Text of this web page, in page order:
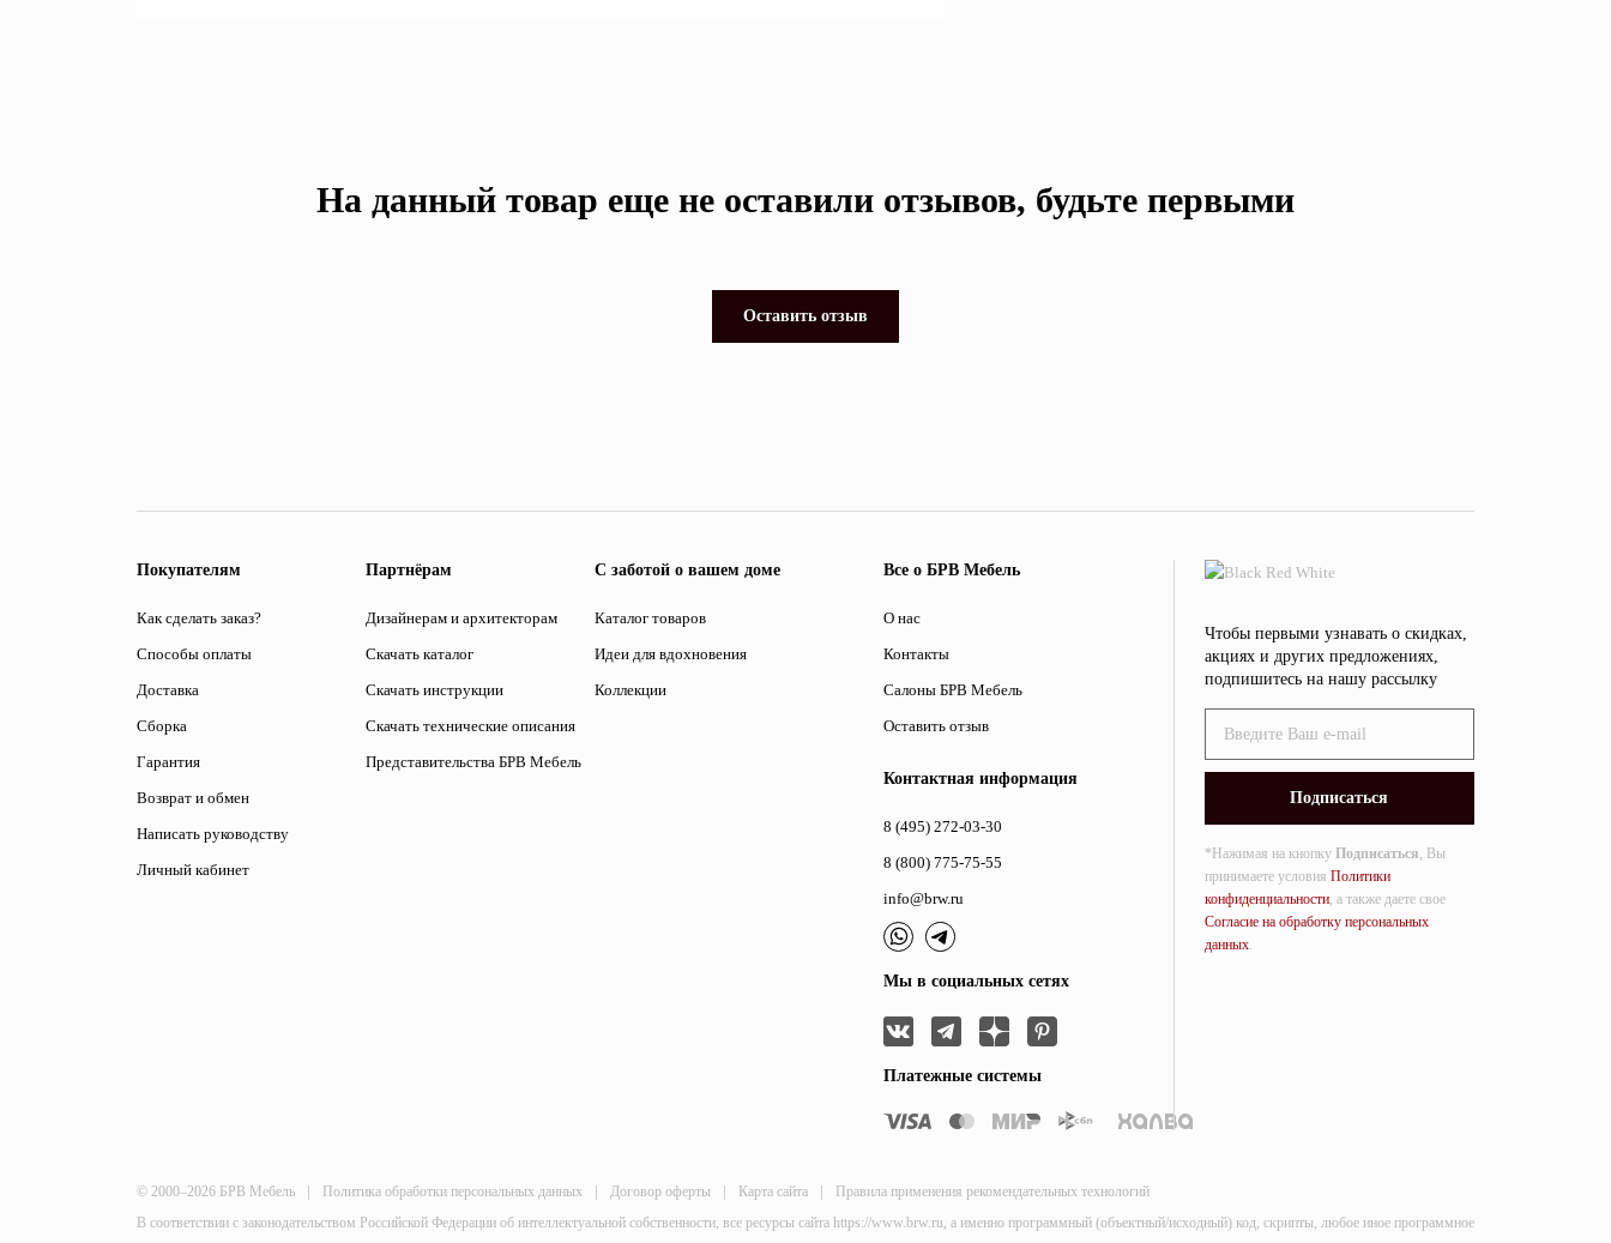
На данный товар еще не оставили отзывов, будьте первыми
Оставить отзыв
Покупателям
Как сделать заказ?
Способы оплаты
Доставка
Сборка
Гарантия
Возврат и обмен
Написать руководству
Личный кабинет
Партнёрам
Дизайнерам и архитекторам
Скачать каталог
Скачать инструкции
Скачать технические описания
Представительства БРВ Мебель
С заботой о вашем доме
Каталог товаров
Идеи для вдохновения
Коллекции
Все о БРВ Мебель
О нас
Контакты
Салоны БРВ Мебель
Оставить отзыв
Контактная информация
8 (495) 272-03-30
8 (800) 775-75-55
info@brw.ru
Мы в социальных сетях
Платежные системы
Чтобы первыми узнавать о скидках,
акциях и других предложениях,
подпишитесь на нашу рассылку
*Нажимая на кнопку Подписаться, Вы
принимаете условия Политики
конфиденциальности, а также даете свое
Согласие на обработку персональных
данных.
© 2000–2026 БРВ Мебель | Политика обработки персональных данных | Договор оферты | Карта сайта |
Правила применения рекомендательных технологий
В соответствии с законодательством Российской Федерации об интеллектуальной собственности, все ресурсы сайта https://www.brw.ru, а именно программный (объектный/исходный) код, скрипты, любое иное программное